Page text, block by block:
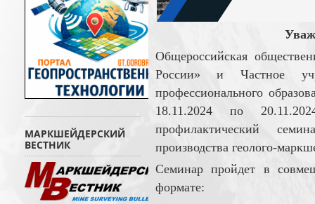
Общероссийская
России» и Частное
профессионального
18.11.2024 по
профилактический
производства геолого-
Семинар пройдет в
формате:
МАРКШЕЙДЕРСКИЙ
ВЕСТНИК